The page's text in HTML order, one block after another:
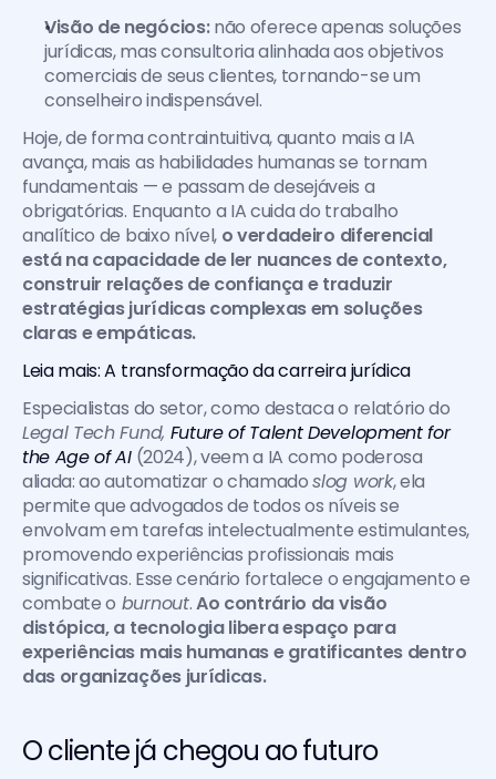
Visão de negócios: não oferece apenas soluções
jurídicas, mas consultoria alinhada aos objetivos
comerciais de seus clientes, tornando-se um
conselheiro indispensável.
Hoje, de forma contraintuitiva, quanto mais a IA
avança, mais as habilidades humanas se tornam
fundamentais — e passam de desejáveis a
obrigatórias. Enquanto a IA cuida do trabalho
analítico de baixo nível, o verdadeiro diferencial
está na capacidade de ler nuances de contexto,
construir relações de confiança e traduzir
estratégias jurídicas complexas em soluções
claras e empáticas.
Leia mais: A transformação da carreira jurídica
Legal Tech Fund, Future of Talent Development for
the Age of AI (2024), veem a IA como poderosa
aliada: ao automatizar o chamado slog work, ela
permite que advogados de todos os níveis se
envolvam em tarefas intelectualmente estimulantes,
promovendo experiências profissionais mais
significativas. Esse cenário fortalece o engajamento e
combate o burnout. Ao contrário da visão
distópica, a tecnologia libera espaço para
experiências mais humanas e gratificantes dentro
das organizações jurídicas.
O cliente já chegou ao futuro